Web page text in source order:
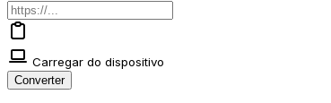
Carregar do dispositivo
Converter